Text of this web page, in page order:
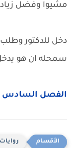
مشيوا وفضل زياد
دخل للدكتور وطلب
سمحله ان هو
الفصل السادس